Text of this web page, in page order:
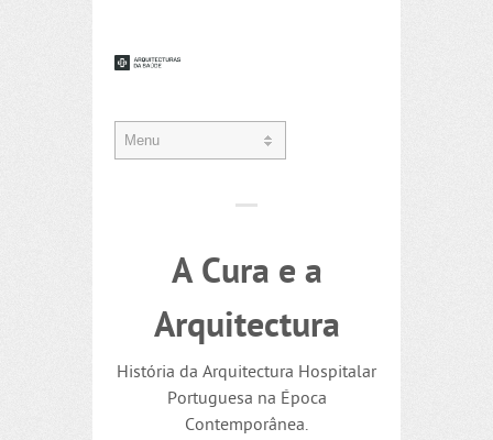
A Cura e a
Arquitectura
História da Arquitectura Hospitalar
Portuguesa na Época
Contemporânea.